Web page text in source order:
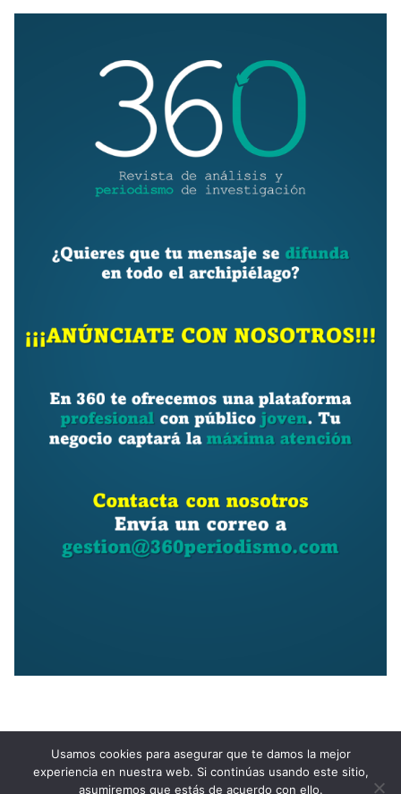
Usamos cookies para asegurar que te damos la mejor
experiencia en nuestra web. Si continúas usando este sitio,
asumiremos que estás de acuerdo con ello.